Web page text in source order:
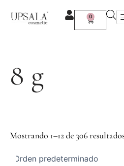
contenido
0
Carrito
8 g
Mostrando 1–12 de 306